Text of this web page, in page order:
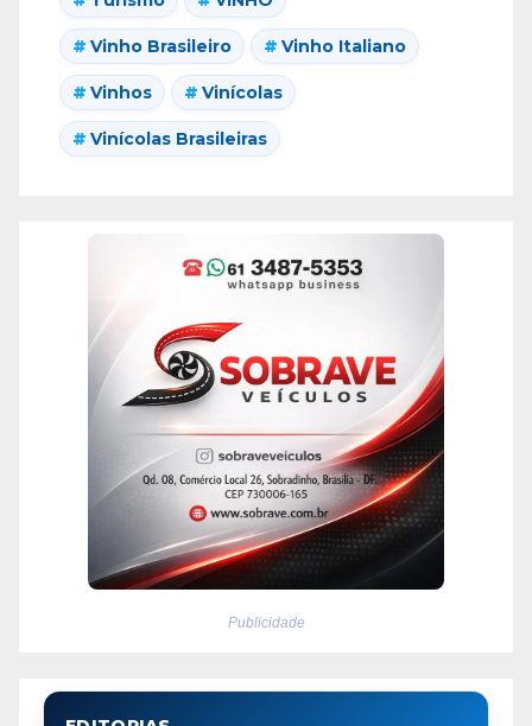
Vinho Brasileiro Vinho Italiano
Vinhos Vinícolas
Vinícolas Brasileiras
Publicidade